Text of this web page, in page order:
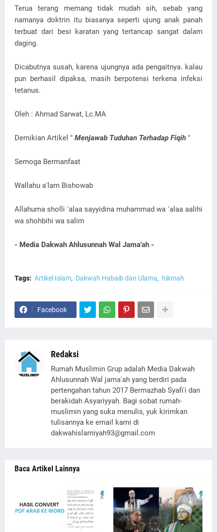
Terua terang memang tidak mudah sih, sebab yang
namanya doktrin itu biasanya seperti ujung anak panah
terbuat dari besi karatan yang tertancap sangat dalam
daging.
Dicabutnya susah, karena ujungnya ada pengaitnya. kalau
pun berhasil dipaksa, masih berpotensi terkena infeksi
tetanus.
Oleh : Ahmad Sarwat, Lc.MA
Demikian Artikel " Menjawab Tuduhan Terhadap Fiqih "
Semoga Bermanfaat
Wallahu a'lam Bishowab
Allahuma sholli 'alaa sayyidina muhammad wa 'alaa aalihi
wa shohbihi wa salim
- Media Dakwah Ahlusunnah Wal Jama'ah -
Tags: Artikel Islam Dakwah Habaib dan Ulama hikmah
Facebook
Redaksi
Rumah Muslimin Grup adalah Media Dakwah
Ahlusunnah Wal jama'ah yang berdiri pada
pertengahan tahun 2017 Bermazhab Syafi'i dan
berakidah Asyariyyah. Bagi sobat rumah-
muslimin yang suka menulis, yuk kirimkan
tulisannya ke email kami di
dakwahislamiyah93@gmail.com
Baca Artikel Lainnya